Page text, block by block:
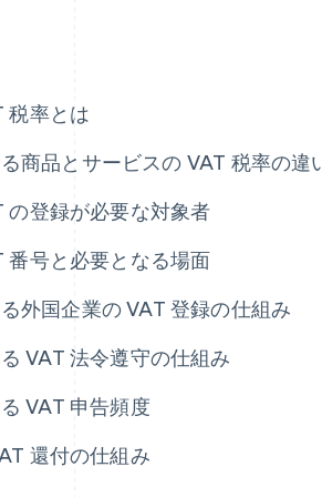
税率とは
商品とサービスの VAT 税率の違
の登録が必要な対象者
番号と必要となる場面
外国企業の VAT 登録の仕組み
VAT 法令遵守の仕組み
VAT 申告頻度
還付の仕組み